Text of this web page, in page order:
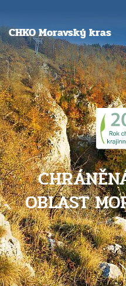
CHKO Moravský kras
OBLAST